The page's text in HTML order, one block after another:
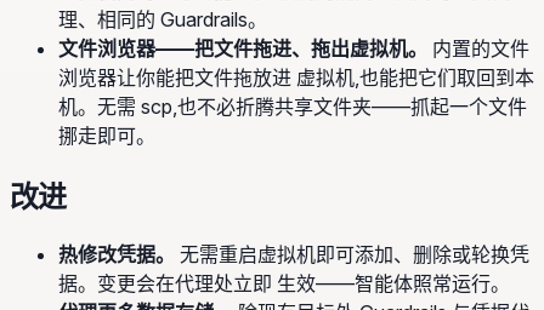
理、相同的 Guardrails。
文件浏览器——把文件拖进、拖出虚拟机。
内置的文件
浏览器让你能把文件拖放进 虚拟机,也能把它们取回到本
机。无需 scp,也不必折腾共享文件夹——抓起一个文件
挪走即可。
改进
热修改凭据。
无需重启虚拟机即可添加、删除或轮换凭
据。变更会在代理处立即 生效——智能体照常运行。